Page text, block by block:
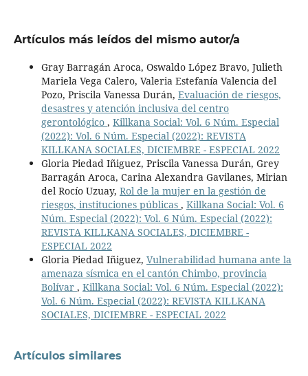
Artículos más leídos del mismo autor/a
Gray Barragán Aroca, Oswaldo López Bravo, Julieth
Mariela Vega Calero, Valeria Estefanía Valencia del
Pozo, Priscila Vanessa Durán, Evaluación de riesgos,
desastres y atención inclusiva del centro
gerontológico , Killkana Social: Vol. 6 Núm. Especial
(2022): Vol. 6 Núm. Especial (2022): REVISTA
KILLKANA SOCIALES, DICIEMBRE - ESPECIAL 2022
Gloria Piedad Iñiguez, Priscila Vanessa Durán, Grey
Barragán Aroca, Carina Alexandra Gavilanes, Mirian
del Rocío Uzuay, Rol de la mujer en la gestión de
riesgos, instituciones públicas , Killkana Social: Vol. 6
Núm. Especial (2022): Vol. 6 Núm. Especial (2022):
REVISTA KILLKANA SOCIALES, DICIEMBRE -
ESPECIAL 2022
Gloria Piedad Iñiguez, Vulnerabilidad humana ante la
amenaza sísmica en el cantón Chimbo, provincia
Bolívar , Killkana Social: Vol. 6 Núm. Especial (2022):
Vol. 6 Núm. Especial (2022): REVISTA KILLKANA
SOCIALES, DICIEMBRE - ESPECIAL 2022
Artículos similares